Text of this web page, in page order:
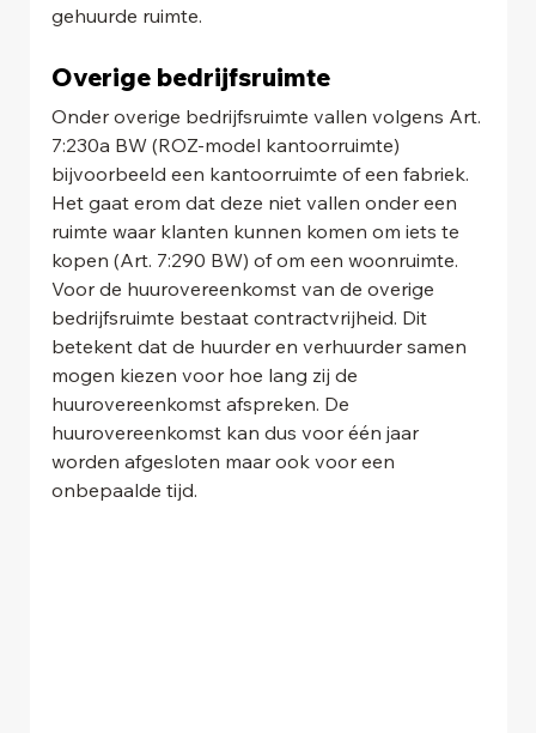
gehuurde ruimte.
Overige bedrijfsruimte
Onder overige bedrijfsruimte vallen volgens Art.
7:230a BW (ROZ-model kantoorruimte)
bijvoorbeeld een kantoorruimte of een fabriek.
Het gaat erom dat deze niet vallen onder een
ruimte waar klanten kunnen komen om iets te
kopen (Art. 7:290 BW) of om een woonruimte.
Voor de huurovereenkomst van de overige
bedrijfsruimte bestaat contractvrijheid. Dit
betekent dat de huurder en verhuurder samen
mogen kiezen voor hoe lang zij de
huurovereenkomst afspreken. De
huurovereenkomst kan dus voor één jaar
worden afgesloten maar ook voor een
onbepaalde tijd.